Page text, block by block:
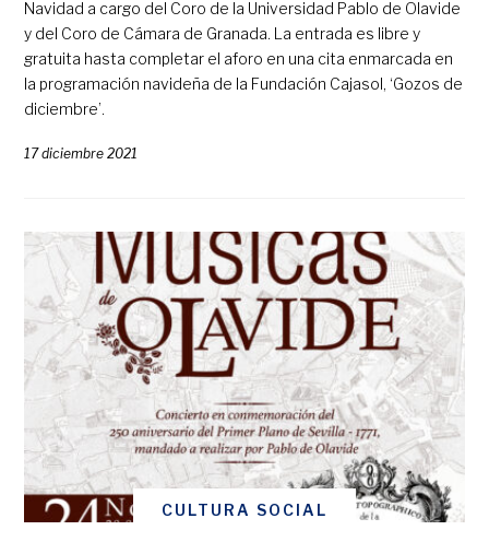
Navidad a cargo del Coro de la Universidad Pablo de Olavide
y del Coro de Cámara de Granada. La entrada es libre y
gratuita hasta completar el aforo en una cita enmarcada en
la programación navideña de la Fundación Cajasol, ‘Gozos de
diciembre’.
17 diciembre 2021
CULTURA SOCIAL